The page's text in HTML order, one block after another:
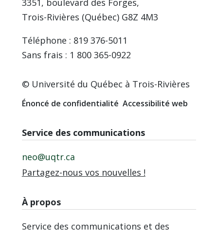
3351, boulevard des Forges,
Trois-Rivières (Québec) G8Z 4M3
Téléphone : 819 376-5011
Sans frais : 1 800 365-0922
© Université du Québec à Trois-Rivières
Énoncé de confidentialité Accessibilité web
Service des communications
neo@uqtr.ca
Partagez-nous vos nouvelles !
À propos
Service des communications et des